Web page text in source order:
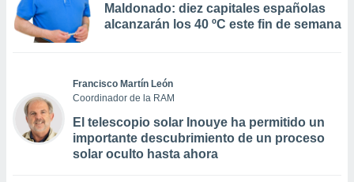
Maldonado: diez capitales españolas
alcanzarán los 40 ºC este fin de semana
Francisco Martín León
Coordinador de la RAM
El telescopio solar Inouye ha permitido un
importante descubrimiento de un proceso
solar oculto hasta ahora